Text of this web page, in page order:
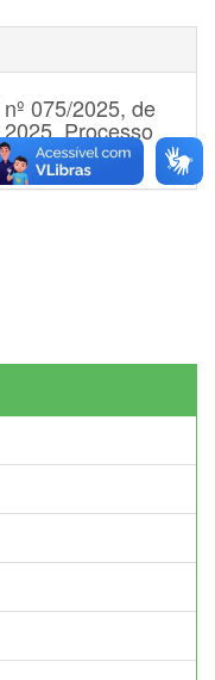
075/2025, de
Processo